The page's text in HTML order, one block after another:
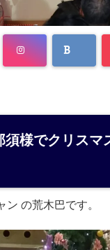
須様でクリスマ
ン の荒木巴です。